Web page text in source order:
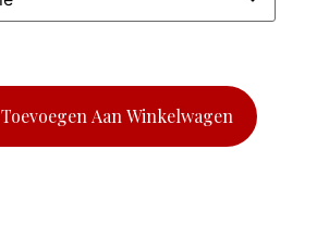
Toevoegen Aan Winkelwagen